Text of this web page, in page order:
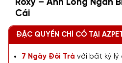
Roxy – Anh Lông Ngắn
Cái
ĐẶC QUYỀN CHỈ CÓ TẠI
7 Ngày Đổi Trả với bất kỳ lý